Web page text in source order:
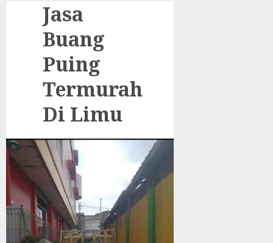
Jasa
Buang
Puing
Termurah
Di Limu